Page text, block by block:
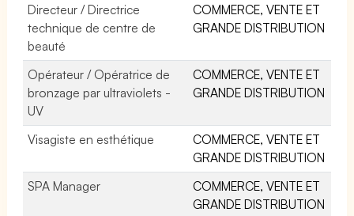
Directeur / Directrice
technique de centre de
beauté
COMMERCE, VENTE ET
GRANDE DISTRIBUTION
Opérateur / Opératrice de
bronzage par ultraviolets -
UV
COMMERCE, VENTE ET
GRANDE DISTRIBUTION
Visagiste en esthétique
COMMERCE, VENTE ET
GRANDE DISTRIBUTION
SPA Manager
COMMERCE, VENTE ET
GRANDE DISTRIBUTION